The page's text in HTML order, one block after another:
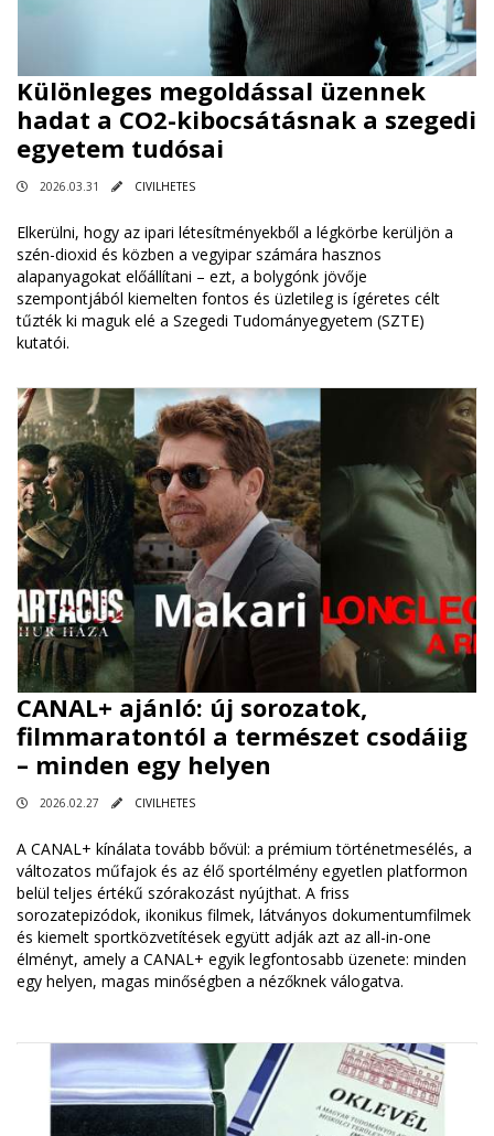
Különleges megoldással üzennek
hadat a CO2-kibocsátásnak a szegedi
egyetem tudósai
2026.03.31 CIVILHETES
Elkerülni, hogy az ipari létesítményekből a légkörbe kerüljön a
szén-dioxid és közben a vegyipar számára hasznos
alapanyagokat előállítani – ezt, a bolygónk jövője
szempontjából kiemelten fontos és üzletileg is ígéretes célt
tűzték ki maguk elé a Szegedi Tudományegyetem (SZTE)
kutatói.
CANAL+ ajánló: új sorozatok,
filmmaratontól a természet csodáiig
– minden egy helyen
2026.02.27 CIVILHETES
A CANAL+ kínálata tovább bővül: a prémium történetmesélés, a
változatos műfajok és az élő sportélmény egyetlen platformon
belül teljes értékű szórakozást nyújthat. A friss
sorozatepizódok, ikonikus filmek, látványos dokumentumfilmek
és kiemelt sportközvetítések együtt adják azt az all-in-one
élményt, amely a CANAL+ egyik legfontosabb üzenete: minden
egy helyen, magas minőségben a nézőknek válogatva.